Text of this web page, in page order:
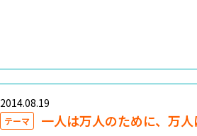
2014.08.19
テーマ 一人は万人のために、万